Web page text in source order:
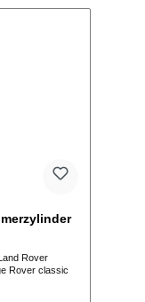
Rover
Rover classic